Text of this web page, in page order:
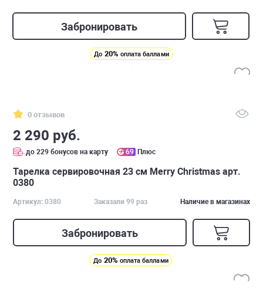
Забронировать
До 20% оплата баллами
0 отзывов
2 290 руб.
до 229 бонусов на карту 69 Плюс
Тарелка сервировочная 23 см Merry Christmas арт.
0380
Артикул: 0380 Заказали 99 раз Наличие в магазинах
Забронировать
До 20% оплата баллами